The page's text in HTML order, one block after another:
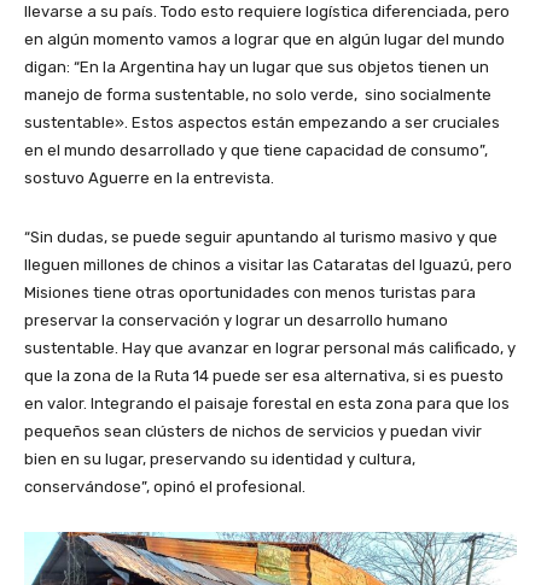
llevarse a su país. Todo esto requiere logística diferenciada, pero
en algún momento vamos a lograr que en algún lugar del mundo
digan: “En la Argentina hay un lugar que sus objetos tienen un
manejo de forma sustentable, no solo verde, sino socialmente
sustentable». Estos aspectos están empezando a ser cruciales
en el mundo desarrollado y que tiene capacidad de consumo”,
sostuvo Aguerre en la entrevista.
“Sin dudas, se puede seguir apuntando al turismo masivo y que
lleguen millones de chinos a visitar las Cataratas del Iguazú, pero
Misiones tiene otras oportunidades con menos turistas para
preservar la conservación y lograr un desarrollo humano
sustentable. Hay que avanzar en lograr personal más calificado, y
que la zona de la Ruta 14 puede ser esa alternativa, si es puesto
en valor. Integrando el paisaje forestal en esta zona para que los
pequeños sean clústers de nichos de servicios y puedan vivir
bien en su lugar, preservando su identidad y cultura,
conservándose”, opinó el profesional.